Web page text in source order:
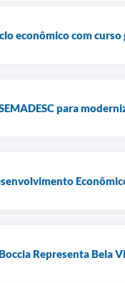
econômico com
para
Representa Bela